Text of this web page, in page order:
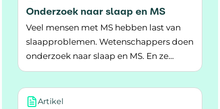
hebt?
Onderzoek naar slaap en MS
Veel mensen met MS hebben last van
slaapproblemen. Wetenschappers doen
onderzoek naar slaap en MS. En ze
zoeken behandelingen die kunnen
Lees meer over Onderzoek naar slaap en MS
Artikel